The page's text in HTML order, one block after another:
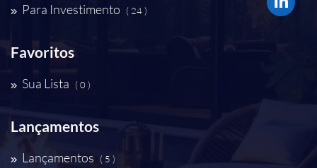
Para Investimento ( 24 )
Favoritos
Sua Lista ( 0 )
Lançamentos
Lançamentos ( 5 )